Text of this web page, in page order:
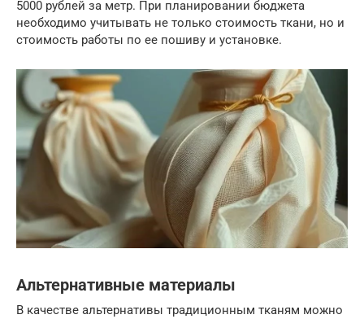
5000 рублей за метр. При планировании бюджета
необходимо учитывать не только стоимость ткани, но и
стоимость работы по ее пошиву и установке.
Альтернативные материалы
В качестве альтернативы традиционным тканям можно